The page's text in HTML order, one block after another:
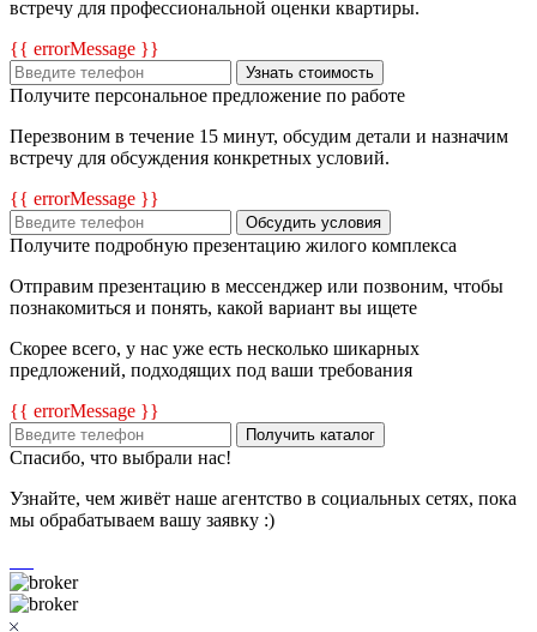
встречу для профессиональной оценки квартиры.
{{ errorMessage }}
Узнать стоимость
Получите персональное предложение по работе
Перезвоним в течение 15 минут, обсудим детали и назначим
встречу для обсуждения конкретных условий.
{{ errorMessage }}
Обсудить условия
Получите подробную презентацию жилого комплекса
Отправим презентацию в мессенджер или позвоним, чтобы
познакомиться и понять, какой вариант вы ищете
Скорее всего, у нас уже есть несколько шикарных
предложений, подходящих под ваши требования
{{ errorMessage }}
Получить каталог
Спасибо, что выбрали нас!
Узнайте, чем живёт наше агентство в социальных сетях, пока
мы обрабатываем вашу заявку :)